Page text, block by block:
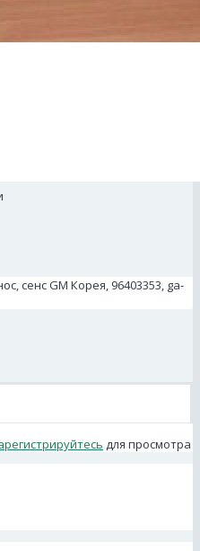
сенс GM Корея, 96403353, ga-
для просмотра